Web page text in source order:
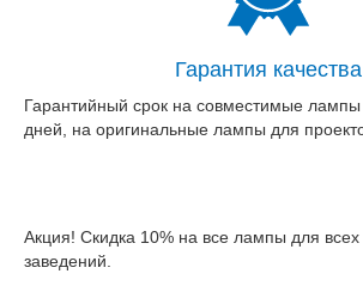
Гарантия качества
Гарантийный срок на совместимые
дней, на оригинальные лампы для
Акция! Скидка 10% на все лампы для
заведений.